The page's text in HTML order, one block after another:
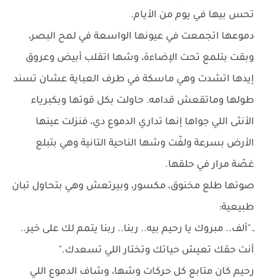
تحس بيها في يوم من الأيام.
دموعها اتجمعت في عيونها الواسعة في لمح البصر،
وبقت بتلمع تحت الإضاءة، وشها اتقلب أبيض وعروق
إيدها اتشدت وهي ماسكة في طرف العباية عشان تسند
طولها وماتقعش قدامه. حاولت بكل قوتها وبكبرياء
الأنثى اللي جواها إنها تداري الدموع دي، فنزلت عينها
الأرض بسرعة ولفّت وشها الناحية التانية وهي بتبلع
غصّة مرار في حلقها.
صوتها طلع مخنوق، مكسور، وبيرتعش وهي بتحاول تبان
طبيعية:
ـ "ألف.. مبروك يا رحيم بيه.. ربنا.. ربنا يتمم لك على خير..
أنت حقك تعيش حياتك وتختار اللي تسعدك."
رحيم كان متابع كل حركات وشها، وشاف الدموع اللي